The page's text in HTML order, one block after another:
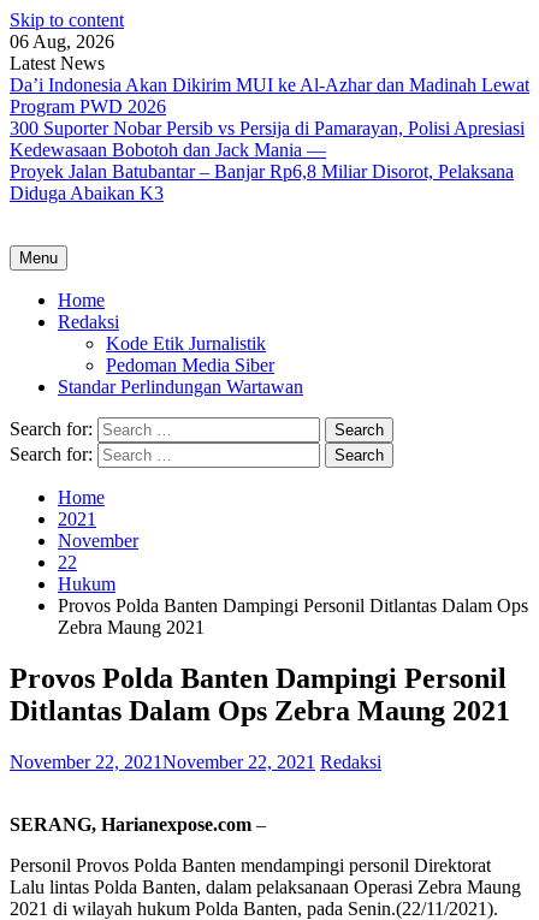
Skip to content
06 Aug, 2026
Latest News
Da’i Indonesia Akan Dikirim MUI ke Al-Azhar dan Madinah Lewat
Program PWD 2026
300 Suporter Nobar Persib vs Persija di Pamarayan, Polisi Apresiasi
Kedewasaan Bobotoh dan Jack Mania —
Proyek Jalan Batubantar – Banjar Rp6,8 Miliar Disorot, Pelaksana
Diduga Abaikan K3
Menu
Home
Redaksi
Kode Etik Jurnalistik
Pedoman Media Siber
Standar Perlindungan Wartawan
Search for:
Search for:
Home
2021
November
22
Hukum
Provos Polda Banten Dampingi Personil Ditlantas Dalam Ops
Zebra Maung 2021
Provos Polda Banten Dampingi Personil
Ditlantas Dalam Ops Zebra Maung 2021
November 22, 2021November 22, 2021 Redaksi
SERANG, Harianexpose.com –
Personil Provos Polda Banten mendampingi personil Direktorat
Lalu lintas Polda Banten, dalam pelaksanaan Operasi Zebra Maung
2021 di wilayah hukum Polda Banten, pada Senin.(22/11/2021).